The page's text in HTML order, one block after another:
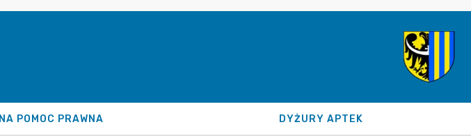
POMOC PRAWNA DYŻURY APTEK